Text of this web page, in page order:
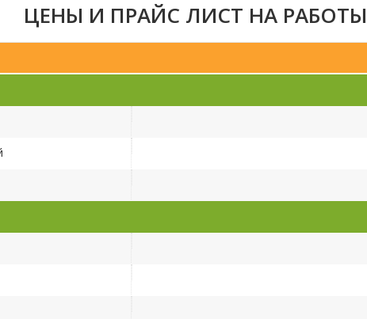
ЦЕНЫ И ПРАЙС ЛИСТ НА РАБОТЫ